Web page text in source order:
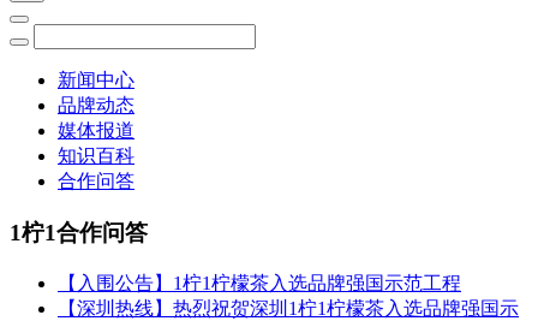
新闻中心
品牌动态
媒体报道
知识百科
合作问答
1柠1合作问答
【入围公告】1柠1柠檬茶入选品牌强国示范工程
【深圳热线】热烈祝贺深圳1柠1柠檬茶入选品牌强国示